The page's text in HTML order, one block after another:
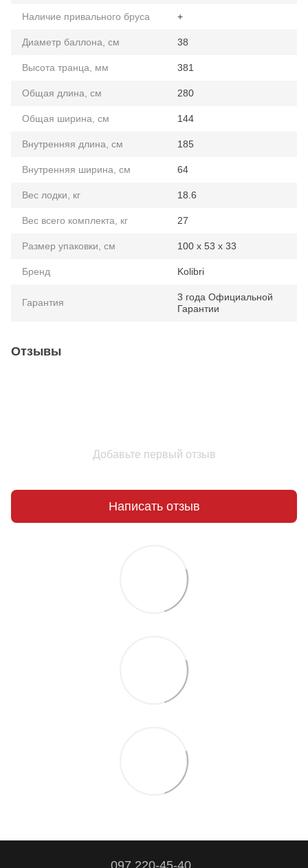
Наличие привального бруса +
Диаметр баллона, см 38
Высота транца, мм 381
Общая длина, см 280
Общая ширина, см 144
Внутренняя длина, см 185
Внутренняя ширина, см 64
Вес лодки, кг 18.6
Вес всего комплекта, кг 27
Размер упаковки, см 100 х 53 х 33
Бренд Kolibri
Гарантия
3 года Официальной
Гарантии
Отзывы
Добавьте первый отзыв
Написать отзыв
097 220-45-40